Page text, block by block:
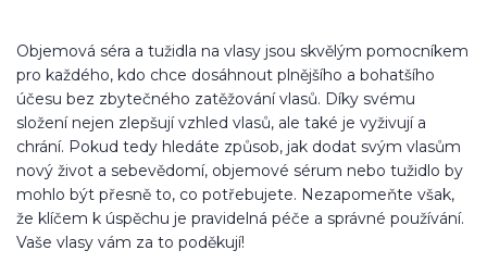
Objemová séra a tužidla na vlasy jsou skvělým pomocníkem
pro každého, kdo chce dosáhnout plnějšího a bohatšího
účesu bez zbytečného zatěžování vlasů. Díky svému
složení nejen zlepšují vzhled vlasů, ale také je vyživují a
chrání. Pokud tedy hledáte způsob, jak dodat svým vlasům
nový život a sebevědomí, objemové sérum nebo tužidlo by
mohlo být přesně to, co potřebujete. Nezapomeňte však,
že klíčem k úspěchu je pravidelná péče a správné používání.
Vaše vlasy vám za to poděkují!